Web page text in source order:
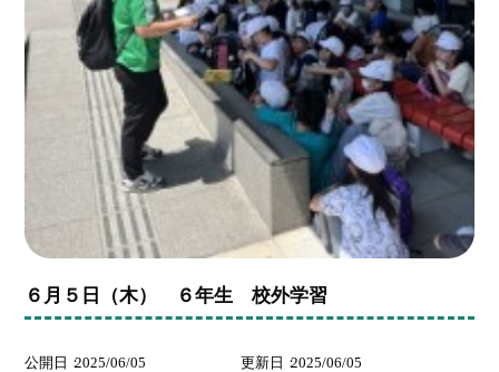
６月５日（木） ６年生 校外学習
公開日 2025/06/05 更新日 2025/06/05